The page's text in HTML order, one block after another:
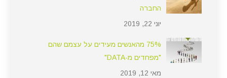
החברה
יוני 22, 2019
75% מהאנשים מעידים על עצמם שהם
"מפחדים מ-DATA"
מאי 12, 2019